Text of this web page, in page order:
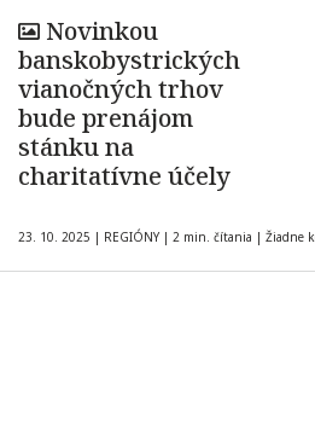
Novinkou
banskobystrických
vianočných trhov
bude prenájom
stánku na
charitatívne účely
23. 10. 2025 | REGIÓNY | 2 min. čítania | Žiadne